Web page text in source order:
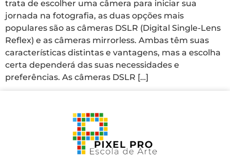
trata de escolher uma câmera para iniciar sua
jornada na fotografia, as duas opções mais
populares são as câmeras DSLR (Digital Single-Lens
Reflex) e as câmeras mirrorless. Ambas têm suas
características distintas e vantagens, mas a escolha
certa dependerá das suas necessidades e
preferências. As câmeras DSLR […]